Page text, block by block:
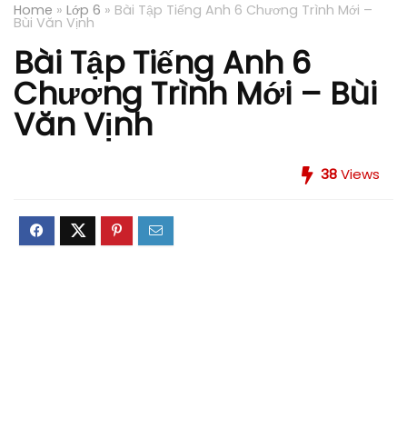
Home » Lớp 6 » Bài Tập Tiếng Anh 6 Chương Trình Mới –
Bùi Văn Vịnh
Bài Tập Tiếng Anh 6
Chương Trình Mới – Bùi
Văn Vịnh
38Views